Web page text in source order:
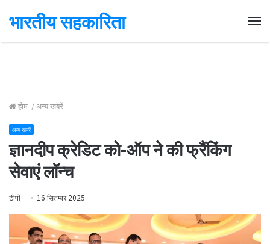
भारतीय सहकारिता
होम /अन्य खबरें
अन्य खबरें
ज्ञानदीप क्रेडिट को-ऑप ने की फ्रैंकिंग
सेवाएं लॉन्च
टीपी 16 सितम्बर 2025